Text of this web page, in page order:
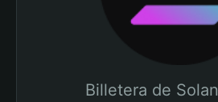
Billetera de